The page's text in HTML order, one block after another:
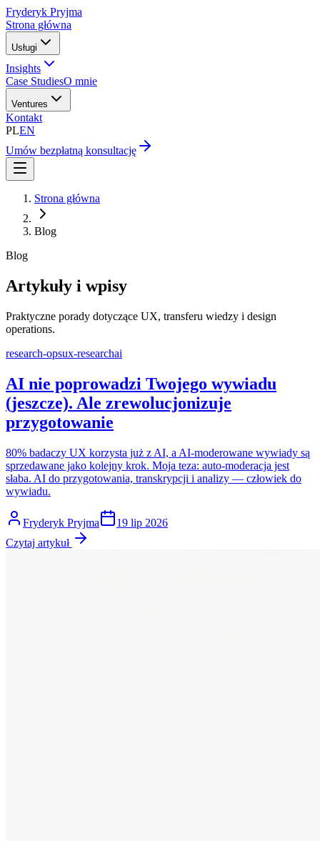
Fryderyk Pryjma
Strona główna
Usługi
Insights
Case StudiesO mnie
Ventures
Kontakt
PLEN
Umów bezpłatną konsultację
Strona główna
Blog
Blog
Artykuły i wpisy
Praktyczne porady dotyczące UX, transferu wiedzy i design
operations.
research-opsux-researchai
AI nie poprowadzi Twojego wywiadu
(jeszcze). Ale zrewolucjonizuje
przygotowanie
80% badaczy UX korzysta już z AI, a AI-moderowane wywiady są
sprzedawane jako kolejny krok. Moja teza: auto-moderacja jest
słaba. AI do przygotowania, transkrypcji i analizy — człowiek do
wywiadu.
Fryderyk Pryjma
19 lip 2026
Czytaj artykuł